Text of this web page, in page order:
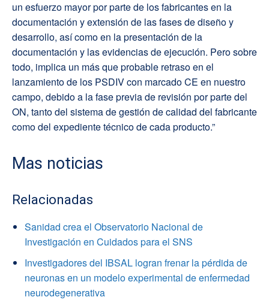
un esfuerzo mayor por parte de los fabricantes en la
documentación y extensión de las fases de diseño y
desarrollo, así como en la presentación de la
documentación y las evidencias de ejecución. Pero sobre
todo, implica un más que probable retraso en el
lanzamiento de los PSDIV con marcado CE en nuestro
campo, debido a la fase previa de revisión por parte del
ON, tanto del sistema de gestión de calidad del fabricante
como del expediente técnico de cada producto.”
Mas noticias
Relacionadas
Sanidad crea el Observatorio Nacional de
Investigación en Cuidados para el SNS
Investigadores del IBSAL logran frenar la pérdida de
neuronas en un modelo experimental de enfermedad
neurodegenerativa